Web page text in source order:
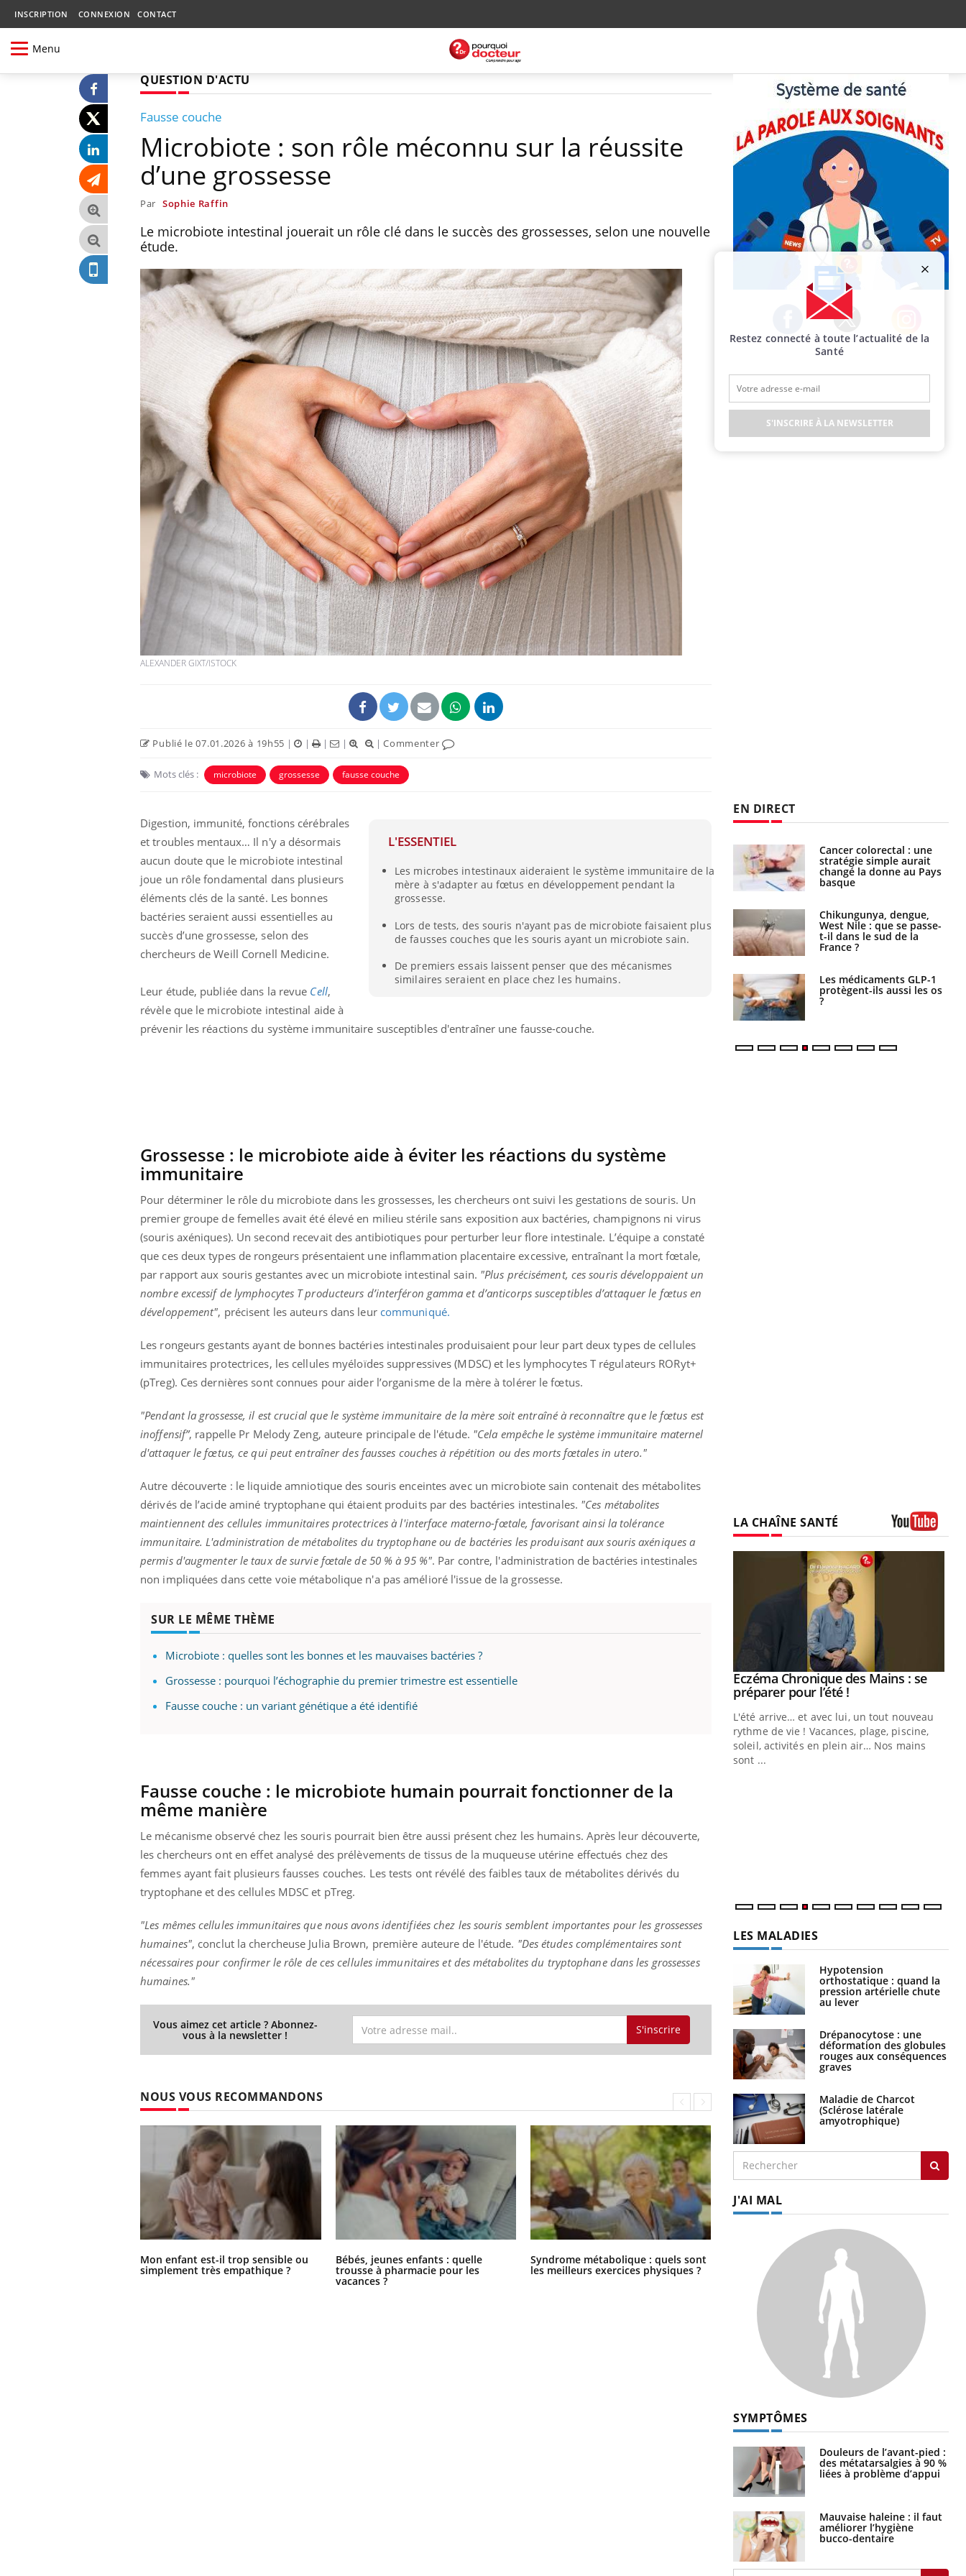
INSCRIPTION CONNEXION CONTACT
Menu
QUESTION D'ACTU
Fausse couche
Microbiote : son rôle méconnu sur la réussite
d’une grossesse
Par Sophie Raffin
Le microbiote intestinal jouerait un rôle clé dans le succès des grossesses, selon une nouvelle
étude.
ALEXANDER GIXT/ISTOCK
Publié le 07.01.2026 à 19h55 | | | | |Commenter
Mots clés : microbiote grossesse fausse couche
L'ESSENTIEL
Les microbes intestinaux aideraient le système immunitaire de la
mère à s'adapter au fœtus en développement pendant la
grossesse.
Lors de tests, des souris n'ayant pas de microbiote faisaient plus
de fausses couches que les souris ayant un microbiote sain.
De premiers essais laissent penser que des mécanismes
similaires seraient en place chez les humains.
Digestion, immunité, fonctions cérébrales
et troubles mentaux… Il n'y a désormais
aucun doute que le microbiote intestinal
joue un rôle fondamental dans plusieurs
éléments clés de la santé. Les bonnes
bactéries seraient aussi essentielles au
succès d’une grossesse, selon des
chercheurs de Weill Cornell Medicine.
Leur étude, publiée dans la revue Cell,
révèle que le microbiote intestinal aide à
prévenir les réactions du système immunitaire susceptibles d'entraîner une fausse-couche.
Grossesse : le microbiote aide à éviter les réactions du système
immunitaire
Pour déterminer le rôle du microbiote dans les grossesses, les chercheurs ont suivi les gestations de souris. Un
premier groupe de femelles avait été élevé en milieu stérile sans exposition aux bactéries, champignons ni virus
(souris axéniques). Un second recevait des antibiotiques pour perturber leur flore intestinale. L’équipe a constaté
que ces deux types de rongeurs présentaient une inflammation placentaire excessive, entraînant la mort fœtale,
par rapport aux souris gestantes avec un microbiote intestinal sain. "Plus précisément, ces souris développaient un
nombre excessif de lymphocytes T producteurs d’interféron gamma et d’anticorps susceptibles d’attaquer le fœtus en
développement", précisent les auteurs dans leur communiqué.
Les rongeurs gestants ayant de bonnes bactéries intestinales produisaient pour leur part deux types de cellules
immunitaires protectrices, les cellules myéloïdes suppressives (MDSC) et les lymphocytes T régulateurs RORyt+
(pTreg). Ces dernières sont connues pour aider l’organisme de la mère à tolérer le fœtus.
"Pendant la grossesse, il est crucial que le système immunitaire de la mère soit entraîné à reconnaître que le fœtus est
inoffensif”, rappelle Pr Melody Zeng, auteure principale de l'étude. "Cela empêche le système immunitaire maternel
d'attaquer le fœtus, ce qui peut entraîner des fausses couches à répétition ou desmorts fœtales in utero."
Autre découverte : le liquide amniotique des souris enceintes avec un microbiote sain contenait des métabolites
dérivés de l’acide aminé tryptophane qui étaient produits par des bactéries intestinales. "Ces métabolites
maintiennent des cellules immunitaires protectrices à l'interface materno-fœtale, favorisant ainsi la tolérance
immunitaire. L'administration de métabolites du tryptophane ou de bactéries les produisant aux souris axéniques a
permis d'augmenter le taux de survie fœtale de 50 % à 95 %". Par contre, l'administration de bactéries intestinales
non impliquées dans cette voie métabolique n'a pas amélioré l'issue de la grossesse.
SUR LE MÊME THÈME
Microbiote : quelles sont les bonnes et les mauvaises bactéries ?
Grossesse : pourquoi l’échographie du premier trimestre est essentielle
Fausse couche : un variant génétique a été identifié
Fausse couche : le microbiote humain pourrait fonctionner de la
même manière
Le mécanisme observé chez les souris pourrait bien être aussi présent chez les humains. Après leur découverte,
les chercheurs ont en effet analysé des prélèvements de tissus de la muqueuse utérine effectués chez des
femmes ayant fait plusieurs fausses couches. Les tests ont révélé des faibles taux de métabolites dérivés du
tryptophane et des cellules MDSC et pTreg.
"Les mêmes cellules immunitaires que nous avons identifiées chez les souris semblent importantes pour les grossesses
humaines", conclut la chercheuse Julia Brown, première auteure de l'étude. "Des études complémentaires sont
nécessaires pour confirmer le rôle de ces cellules immunitaires et des métabolites du tryptophane dans les grossesses
humaines."
Vous aimez cet article ? Abonnez-
vous à la newsletter ! S'inscrire
NOUS VOUS RECOMMANDONS
Mon enfant est-il trop sensible ou
simplement très empathique ?
Bébés, jeunes enfants : quelle
trousse à pharmacie pour les
vacances ?
Syndrome métabolique : quels sont
les meilleurs exercices physiques ?
Comment éviter une otite pendant
les vacances ?
Facebook Twitter Instagram
EN DIRECT
Mon enfant est-il trop
sensible ou simplement
très empathique ?
Bébés, jeunes enfants :
quelle trousse à
pharmacie pour les
vacances ?
quels sont les meilleurs
exercices physiques ?
Comment éviter une otite
détecté chez un touriste
en France
Mortalité infantile : un
des chercheurs
écrans en vacances ?
Toujours connectés :
Cancer colorectal : une
stratégie simple aurait
changé la donne au Pays
basque
Chikungunya, dengue,
West Nile : que se passe-
t-il dans le sud de la
France ?
Les médicaments GLP-1
protègent-ils aussi les os
?
LA CHAÎNE SANTÉ
Eczéma Chronique des Mains :
Youtube
Youtube
Carence en fer : comprendre pour
carence en fer sont multiples ce qui la rend
Youtube Youtube
Eczéma Chronique des Mains : se
préparer pour l’été !Youtube
L'été arrive… et avec lui, un tout nouveau
rythme de vie ! Vacances, plage, piscine,
soleil, activités en plein air… Nos mains
sont ...
LES MALADIES
Hypotension
orthostatique : quand la
pression artérielle chute
au lever
Drépanocytose : une
déformation des globules
rouges aux conséquences
graves
Maladie de Charcot
(Sclérose latérale
amyotrophique)
J'AI MAL
SYMPTÔMES
Douleurs de l’avant-pied :
des métatarsalgies à 90 %
liées à problème d’appui
Mauvaise haleine : il faut
améliorer l’hygiène
bucco-dentaire
Restez connecté à toute l’actualité de la
Santé
S'INSCRIRE À LA NEWSLETTER